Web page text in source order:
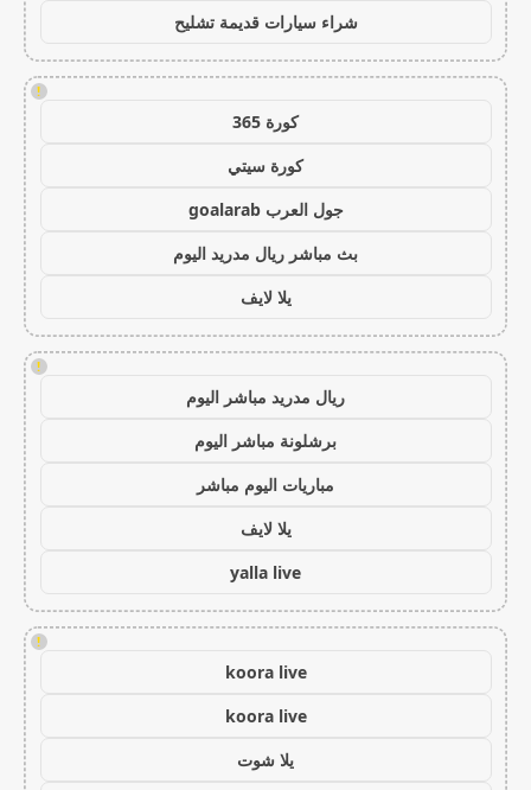
شراء سيارات قديمة تشليح
!
كورة 365
كورة سيتي
جول العرب goalarab
بث مباشر ريال مدريد اليوم
يلا لايف
!
ريال مدريد مباشر اليوم
برشلونة مباشر اليوم
مباريات اليوم مباشر
يلا لايف
yalla live
!
koora live
koora live
يلا شوت